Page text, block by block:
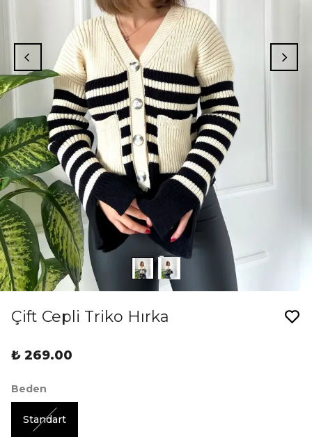
Çift Cepli Triko Hırka
₺ 269.00
Beden
Standart